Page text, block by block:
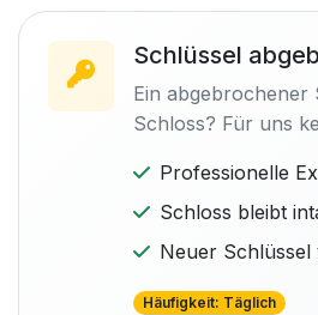
Schlüssel
Ein abgebrochener
Schloss? Für uns
Professionelle
Schloss bleibt
Neuer
Häufigkeit: Täglich